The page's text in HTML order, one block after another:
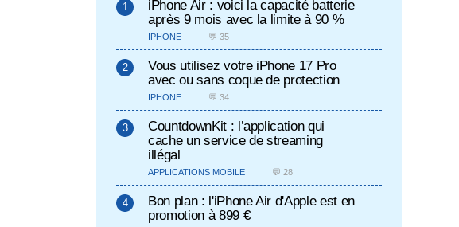
iPhone Air : voici la capacité batterie
après 9 mois avec la limite à 90 %
IPHONE 💬 35
Vous utilisez votre iPhone 17 Pro
avec ou sans coque de protection
IPHONE 💬 34
CountdownKit : l’application qui
cache un service de streaming
illégal
APPLICATIONS MOBILE 💬 28
Bon plan : l'iPhone Air d'Apple est en
promotion à 899 €